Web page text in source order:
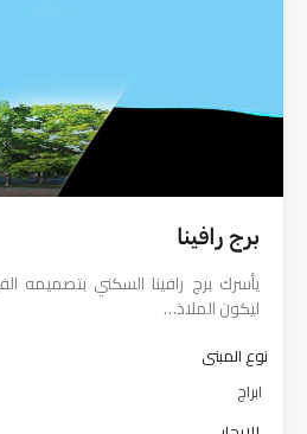
برج رافينا
يأسرك برج رافينا السكني بتصميمه
ليكون الملاذ…
نوع المبنى
ابراج